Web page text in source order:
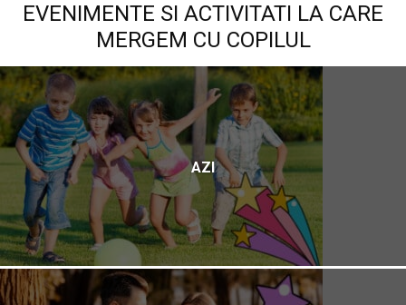
EVENIMENTE SI ACTIVITATI LA CARE
MERGEM CU COPILUL
AZI